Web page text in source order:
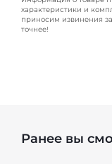
характеристики и
приносим извинения
точнее!
Ранее вы